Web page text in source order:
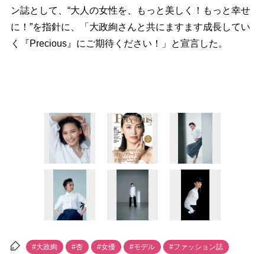
ン誌として、“大人の女性を、もっと美しく！もっと幸せ
に！”を指針に、「大政絢さんと共にますます成長してい
く『Precious』にご期待ください！」と宣言した。
#大政絢 #杏 #女優 #モデル #ファッション誌